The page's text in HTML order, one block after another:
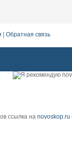
Обратная связь
ссылка на novoskop.ru